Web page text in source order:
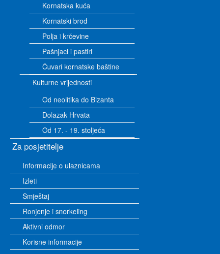
Kornatska kuća
Kornatski brod
Polja i krčevine
Pašnjaci i pastiri
Čuvari kornatske baštine
Kulturne vrijednosti
Od neolitika do Bizanta
Dolazak Hrvata
Od 17. - 19. stoljeća
Za posjetitelje
Informacije o ulaznicama
Izleti
Smještaj
Ronjenje i snorkeling
Aktivni odmor
Korisne informacije